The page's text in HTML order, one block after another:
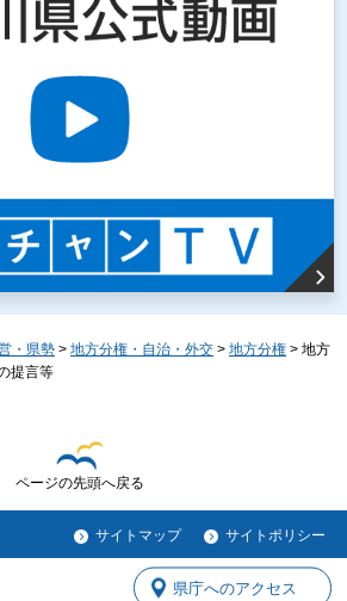
・県勢 > 地方分権・自治・外交 > 地方分権 > 地方
提言等
ページの先頭へ戻る
サイトマップ サイトポリシー
県庁へのアクセス